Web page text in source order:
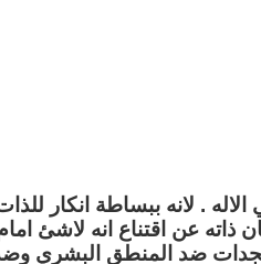
. لانه ببساطة انكار
ذاته عن اقتناع انه لاشئ
ضد المنطق البشري